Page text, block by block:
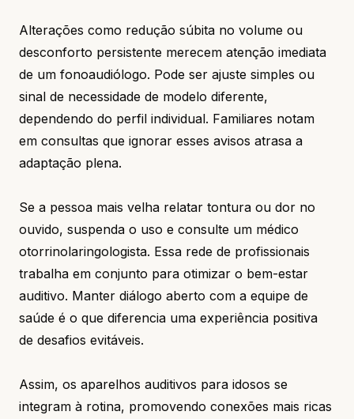
Alterações como redução súbita no volume ou
desconforto persistente merecem atenção imediata
de um fonoaudiólogo. Pode ser ajuste simples ou
sinal de necessidade de modelo diferente,
dependendo do perfil individual. Familiares notam
em consultas que ignorar esses avisos atrasa a
adaptação plena.
Se a pessoa mais velha relatar tontura ou dor no
ouvido, suspenda o uso e consulte um médico
otorrinolaringologista. Essa rede de profissionais
trabalha em conjunto para otimizar o bem-estar
auditivo. Manter diálogo aberto com a equipe de
saúde é o que diferencia uma experiência positiva
de desafios evitáveis.
Assim, os aparelhos auditivos para idosos se
integram à rotina, promovendo conexões mais ricas